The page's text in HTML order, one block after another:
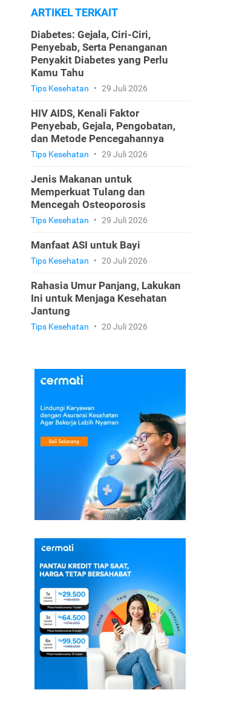
ARTIKEL TERKAIT
Diabetes: Gejala, Ciri-Ciri,
Penyebab, Serta Penanganan
Penyakit Diabetes yang Perlu
Kamu Tahu
Tips Kesehatan • 29 Juli 2026
HIV AIDS, Kenali Faktor
Penyebab, Gejala, Pengobatan,
dan Metode Pencegahannya
Tips Kesehatan • 29 Juli 2026
Jenis Makanan untuk
Memperkuat Tulang dan
Mencegah Osteoporosis
Tips Kesehatan • 29 Juli 2026
Manfaat ASI untuk Bayi
Tips Kesehatan • 20 Juli 2026
Rahasia Umur Panjang, Lakukan
Ini untuk Menjaga Kesehatan
Jantung
Tips Kesehatan • 20 Juli 2026